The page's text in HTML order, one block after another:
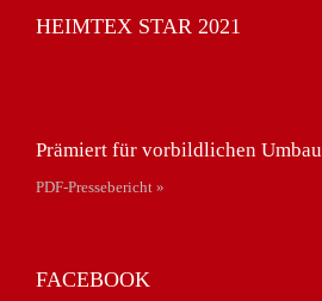
HEIMTEX STAR 2021
Prämiert für vorbildlichen Umbau
PDF-Pressebericht »
FACEBOOK